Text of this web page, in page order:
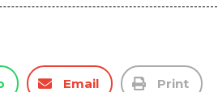
Email Print